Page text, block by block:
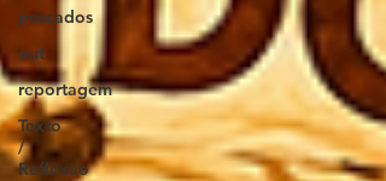
pescados
out
reportagem
Texto
/
Reflexão